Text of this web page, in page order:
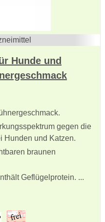
Hunde und
gegen die
Hunden und Katzen.
braunen
Geflügelprotein. ...